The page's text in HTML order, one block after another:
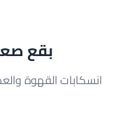
بقع
انسكابات القهوة